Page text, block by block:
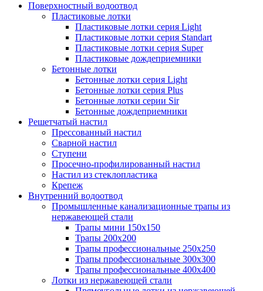
Поверхностный водоотвод
Пластиковые лотки
Пластиковые лотки серия Light
Пластиковые лотки серия Standart
Пластиковые лотки серия Super
Пластиковые дождеприемники
Бетонные лотки
Бетонные лотки серия Light
Бетонные лотки серия Plus
Бетонные лотки серии Sir
Бетонные дождеприемники
Решетчатый настил
Прессованный настил
Сварной настил
Ступени
Просечно-профилированный настил
Настил из стеклопластика
Крепеж
Внутренний водоотвод
Промышленные канализационные трапы из
нержавеющей стали
Трапы мини 150х150
Трапы 200х200
Трапы профессиональные 250х250
Трапы профессиональные 300х300
Трапы профессиональные 400х400
Лотки из нержавеющей стали